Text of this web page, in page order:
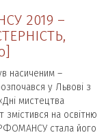
2019 –
насиченим –
у Львові з
мистецтва
на освітню
стала його